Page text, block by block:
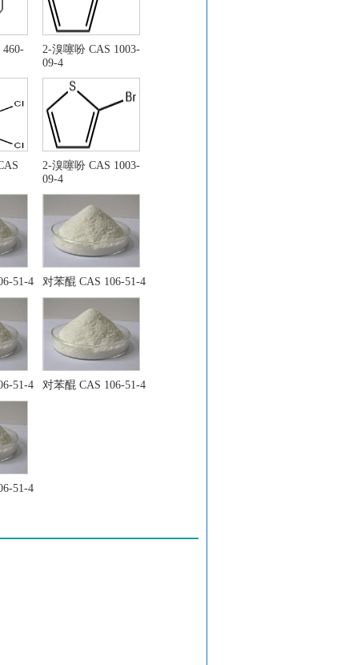
醇
0
460-
2-溴噻吩 CAS 1003-
09-4
2-溴噻吩 CAS 1003-
09-4
51-4 对苯醌 CAS 106-51-4
51-4 对苯醌 CAS 106-51-4
51-4